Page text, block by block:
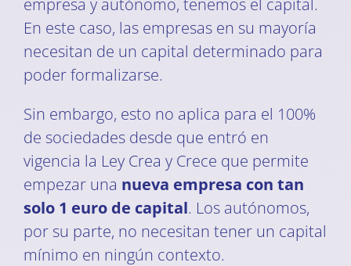
empresa y autónomo, tenemos el capital.
En este caso, las empresas en su mayoría
necesitan de un capital determinado para
poder formalizarse.
Sin embargo, esto no aplica para el 100%
de sociedades desde que entró en
vigencia la Ley Crea y Crece que permite
empezar una nueva empresa con tan
solo 1 euro de capital. Los autónomos,
por su parte, no necesitan tener un capital
mínimo en ningún contexto.